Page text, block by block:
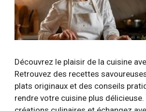
Découvrez le plaisir de la cuisine
Retrouvez des recettes
plats originaux et des conseils
rendre votre cuisine plus